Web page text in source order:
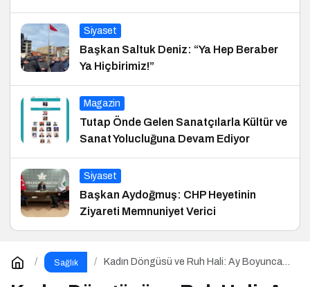
Siyaset
Başkan Saltuk Deniz: “Ya Hep Beraber
Ya Hiçbirimiz!”
Magazin
Tutap Önde Gelen Sanatçılarla Kültür ve
Sanat Yolucluğuna Devam Ediyor
Siyaset
Başkan Aydoğmuş: CHP Heyetinin
Ziyareti Memnuniyet Verici
Sağlık
Kadın Döngüsü ve Ruh Hali: Ay Boyunca